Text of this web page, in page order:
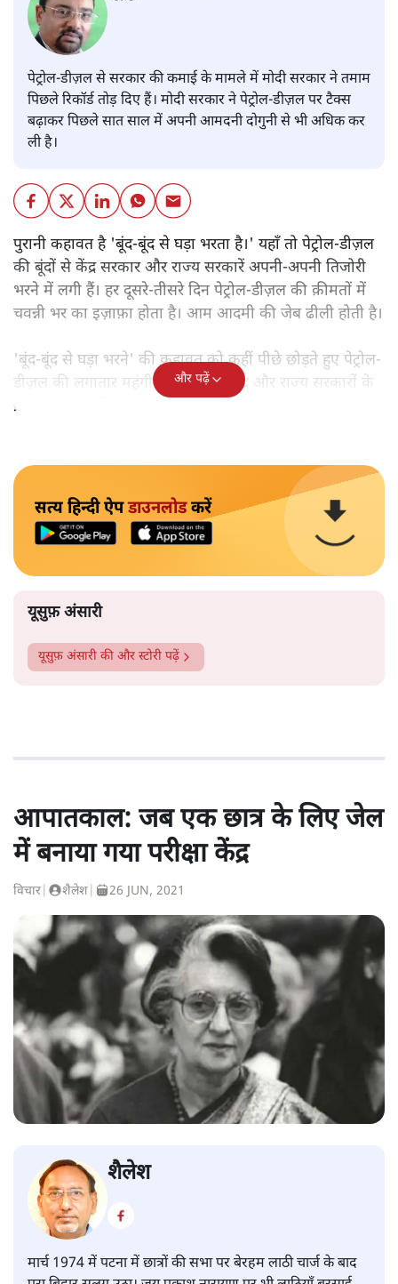
पेट्रोल-डीज़ल से सरकार की कमाई के मामले में मोदी सरकार ने तमाम
पिछले रिकॉर्ड तोड़ दिए हैं। मोदी सरकार ने पेट्रोल-डीज़ल पर टैक्स
बढ़ाकर पिछले सात साल में अपनी आमदनी दोगुनी से भी अधिक कर
ली है।
पुरानी कहावत है 'बूंद-बूंद से घड़ा भरता है।' यहाँ तो पेट्रोल-डीज़ल
की बूंदों से केंद्र सरकार और राज्य सरकारें अपनी-अपनी तिजोरी
भरने में लगी हैं। हर दूसरे-तीसरे दिन पेट्रोल-डीज़ल की क़ीमतों में
चवन्नी भर का इज़ाफ़ा होता है। आम आदमी की जेब ढीली होती है।
'बूंद-बूंद से घड़ा भरने' की कहावत को कहीं पीछे छोड़ते हुए पेट्रोल-
डीज़ल की लगातार महंगी होती बूंदों से केंद्र और राज्य सरकारों के
ख़जाने समुंदर की तरह लबालब भर रहे हैं।
और पढ़ें
सत्य हिन्दी ऐपडाउनलोडकरें
यूसुफ़ अंसारी
यूसुफ़ अंसारी की और स्टोरी पढ़ें
आपातकाल: जब एक छात्र के लिए जेल
में बनाया गया परीक्षा केंद्र
विचार शैलेश 26 JUN, 2021
शैलेश
मार्च 1974 में पटना में छात्रों की सभा पर बेरहम लाठी चार्ज के बाद